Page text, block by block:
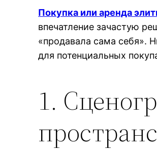
Покупка или аренда
впечатление зачастую
«продавала сама себя».
для потенциальных
1.